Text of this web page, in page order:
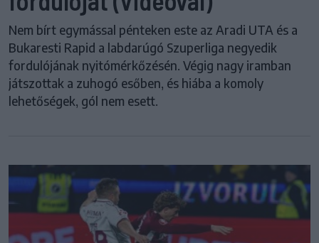
Nem bírt egymással pénteken este az Aradi UTA és a
Bukaresti Rapid a labdarúgó Szuperliga negyedik
fordulójának nyitómérkőzésén. Végig nagy iramban
játszottak a zuhogó esőben, és hiába a komoly
lehetőségek, gól nem esett.